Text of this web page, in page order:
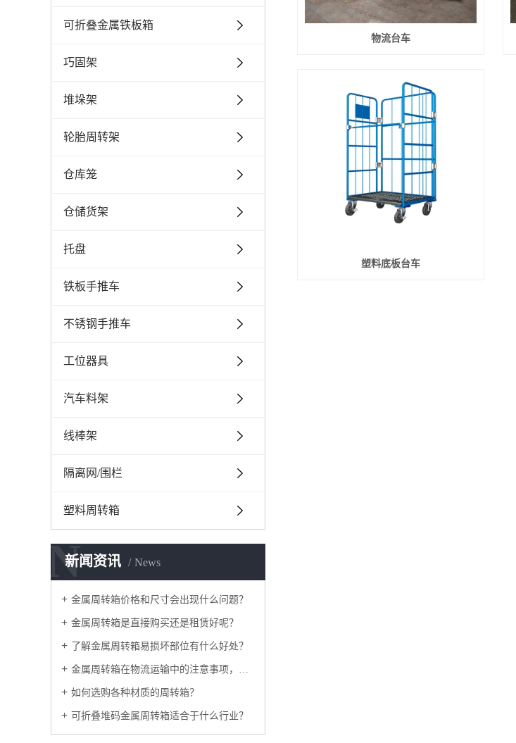
可折叠金属铁板箱
巧固架
堆垛架
轮胎周转架
仓库笼
仓储货架
托盘
铁板手推车
不锈钢手推车
工位器具
汽车料架
线棒架
隔离网/围栏
塑料周转箱
新闻资讯 News
N
金属周转箱价格和尺寸会出现什么问题？
金属周转箱是直接购买还是租赁好呢？
了解金属周转箱易损坏部位有什么好处？
金属周转箱在物流运输中的注意事项，如何采购？
如何选购各种材质的周转箱？
可折叠堆码金属周转箱适合于什么行业？
物流台车
塑料底板台车